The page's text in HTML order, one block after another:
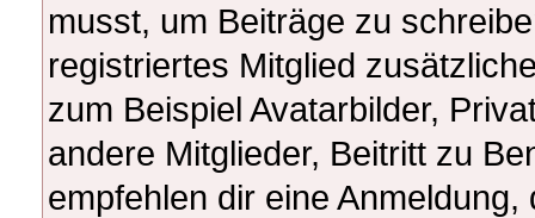
musst, um Beiträge zu
registriertes Mitglied
zum Beispiel Avatarbilder,
andere Mitglieder, Beitritt zu
empfehlen dir eine